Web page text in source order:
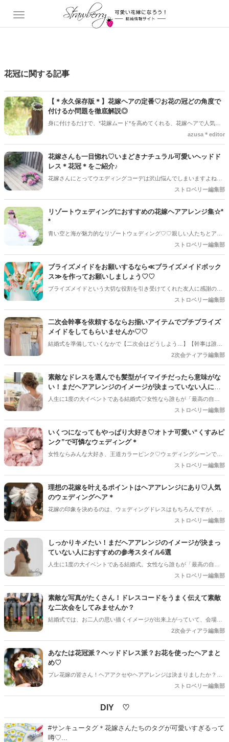
花冠に関する記事
【＊永久保存版＊】花嫁ヘアの定番♡お花の冠どの角度で
付けるか問題を徹底解説◎
身に付けるだけで、*花嫁ムード*を高めてくれる、花嫁ヘアで人気の
ヘアアイテム＼花冠／お花のボリューム感や、花材、冠に合わせるヘ
です◎
azusa＊editor
花嫁さんも一目惚れ♡いまどきナチュラル可愛いヘッドド
レス＊花冠＊をご紹介♪
花嫁さんにとってウエディングコーデは沢山悩んでしまいますよね♡
その中でも、海外の花嫁さんにも人気なコーデアイテム“花冠”は外せ
グに向けて『イマドキ』ナチュラル可愛いお洒落な冠デザインを、一
部花言葉と一緒にご紹介していきます♡＊。
ストロベリー編集部
リゾートウェディングにおすすめの花嫁ヘアアレンジ集☆*
*
青い空と海が魅力的なリゾートウェディング♡♡親しい人たちとアッ
トホームな雰囲気で行なうことができるのが魅力的なので最近では人
ルで行なう結婚式とは少し異なるので、リゾートならではの雰囲気に
合わせて花嫁ヘアもこだわりたいところ＊今回はリゾートウェディン
グでピッタリなヘアスタイルをご紹介します＊*もちろんハネムーンな
どでロケーションフォトを予定している花嫁さんも必見ですよ♪*
ストロベリー編集部
ブライズメイドをお願いするなら≪ブライズメイドボック
ス≫を作ってお願いしましょう♡♡
ブライズメイドという大切な役割を引き受けてくれた友人に感謝の気
持ちを込めたプレゼントを渡す花嫁さんが多いと思います。せっかく
だわってみませんか？
ストロベリー編集部
二次会幹事を依頼するならお揃いアイテムでプチブライズ
メイドをしてもらいませんか♡♡
結婚式を準備していくなかで【二次会はどうしよう…】【幹事は誰に
頼もう…】と悩んでいる花嫁さんも多いはず◎せっかくならみなさん
を負担減らすことはプロに任せて花嫁さんはお友達に楽しんでもらえ
るようにお揃いを準備しませんか…♡♡
2次会ティアラ編集部
素敵なドレスを選んでも髪型がイマイチだったら意味がな
い！まだヘアアレンジのイメージが決まっていない人にお
すすめの参考スタイル6選
人生に1度の大イベントである結婚式♡女性なら誰もが「最高の自分を
演出したい！」と思うでしょう！そのために、何着もウェディングド
し、ドレス選びだけで満足していませんか？せっかく素敵なドレスを
選んでも、髪型が似合っていなかったら、全て台無しです。
ストロベリー編集部
いくつになってもやっぱり大好き♡オトナ可愛い“くすみピ
ンク”で可憐なウェディング＊
女性ならみんな大好き、王道カラーピンク♡ウェディングシーンでも
不動の人気を誇る女性らしさ溢れるカラーです♩優しい桃色やポップ
花嫁さんにもピッタリ、可憐な“くすみピンク”を使ったアイテムをご
紹介していきます♡
ストロベリー編集部
理想の花嫁を叶えるポイントはヘアアレンジにあり♡人気
のウェディングヘア＊
花嫁の印象を決めるのは、ウェディングドレスはもちろんですが、一
緒に合わせるヘアスタイル！ドレスとのバランスや雰囲気が合ってい
レスに似合う髪型って、意外とわかりづらいものですよね＊そんな花
嫁さんのお悩みを解決する、正統派のものから、最近のトレンドや個
性派など、人気のヘアスタイルをご紹介します♩
ストロベリー編集部
しっかりキメたい！まだヘアアレンジのイメージが決まっ
ていない人におすすめの参考スタイル6選
人生に1度の大イベントである結婚式。女性なら誰もが「最高の自分
を演出したい！」と思うでしょう。そのために、何着もウェディング
かし、ドレス選びだけで満足していませんか？せっかく素敵なドレス
を選んでも、髪型が似合っていなかったら、全て台無しです。
ストロベリー編集部
素敵な写真がたくさん！ドレスコードをうまく伝えて素敵
な二次会をしてみませんか？
結婚式では、お二人の思い描くイメージが出来上がっていて、会場内
の装飾やお花のイメージなどでしっかりと組むことができますが、二
2次会ティアラ編集部
あなたは花冠派？ヘッドドレス派？お花を使ったヘアまと
め♡
プレ花嫁の皆さん！ヘアアクセやヘアアレンジは決まりましたか？オ
シャレ花嫁の中で流行中なのが「お花」を使った「花冠」と「ヘッド
ップスタイルなど、色々なアレンジが可能で、360度どこから見ても
ストロベリー編集部
DIY ♡
#サンキュータグ＊花嫁さんたちのタグが可愛いすぎるって
噂♡...